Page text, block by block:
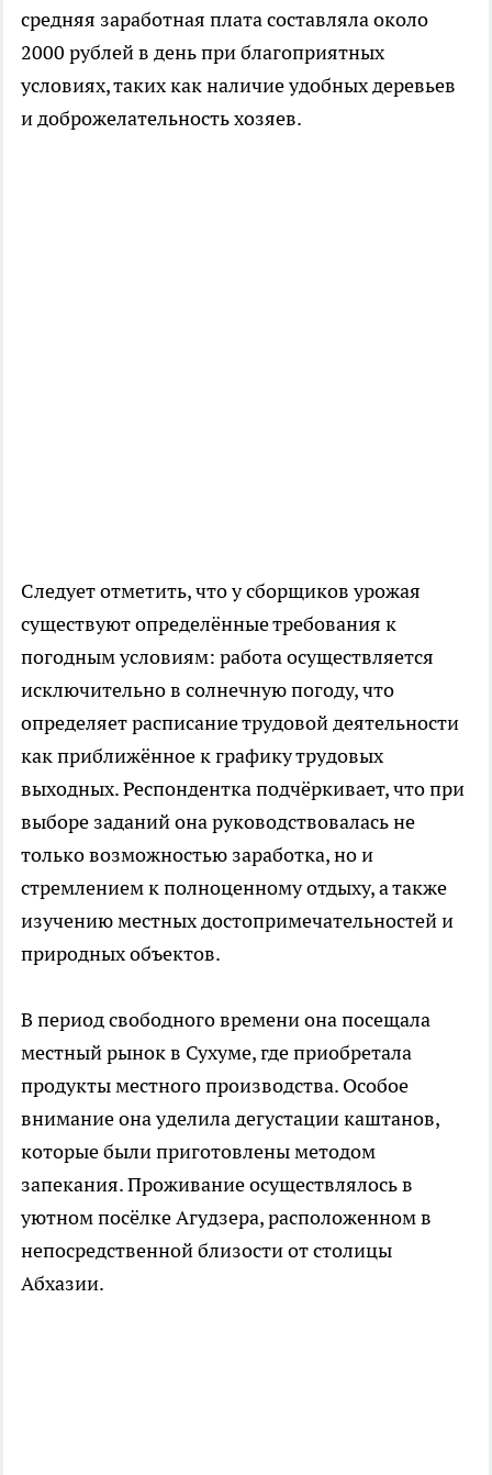
средняя заработная плата составляла около
2000 рублей в день при благоприятных
условиях, таких как наличие удобных деревьев
и доброжелательность хозяев.
Следует отметить, что у сборщиков урожая
существуют определённые требования к
погодным условиям: работа осуществляется
исключительно в солнечную погоду, что
определяет расписание трудовой деятельности
как приближённое к графику трудовых
выходных. Респондентка подчёркивает, что при
выборе заданий она руководствовалась не
только возможностью заработка, но и
стремлением к полноценному отдыху, а также
изучению местных достопримечательностей и
природных объектов.
В период свободного времени она посещала
местный рынок в Сухуме, где приобретала
продукты местного производства. Особое
внимание она уделила дегустации каштанов,
которые были приготовлены методом
запекания. Проживание осуществлялось в
уютном посёлке Агудзера, расположенном в
непосредственной близости от столицы
Абхазии.